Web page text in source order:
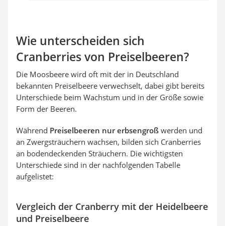
Wie unterscheiden sich
Cranberries von Preiselbeeren?
Die Moosbeere wird oft mit der in Deutschland
bekannten Preiselbeere verwechselt, dabei gibt bereits
Unterschiede beim Wachstum und in der Größe sowie
Form der Beeren.
Während Preiselbeeren nur erbsengroß werden und
an Zwergsträuchern wachsen, bilden sich Cranberries
an bodendeckenden Sträuchern. Die wichtigsten
Unterschiede sind in der nachfolgenden Tabelle
aufgelistet:
Vergleich der Cranberry mit der Heidelbeere
und Preiselbeere